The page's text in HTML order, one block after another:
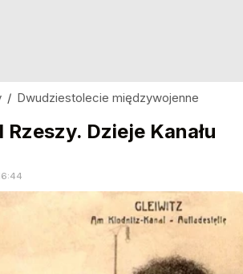
/ Dwudziestolecie międzywojenne
Rzeszy. Dzieje Kanału